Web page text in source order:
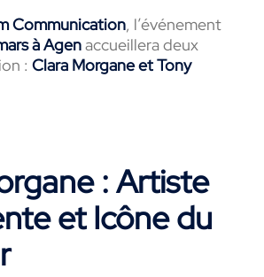
Communication, l’événement
à Agenaccueillera deux
: Clara Morgane et Tony
: Artiste
et Icône du